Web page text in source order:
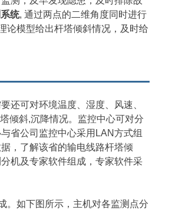
统, 通过两点的二维角度同时进行
论模型给出杆塔倾斜情况，及时给
还可对环境温度、湿度、风速、
倾斜,沉降情况。监控中心可对分
省公司监控中心采用LAN方式组
，了解该省的输电线路杆塔倾
机及专家软件组成，专家软件采
。如下图所示，主机对各监测点分